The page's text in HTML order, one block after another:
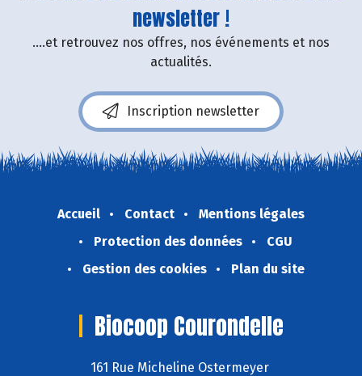
newsletter !
....et retrouvez nos offres, nos événements et nos
actualités.
Inscription newsletter
Accueil Contact
Mentions légales
Protection des données
CGU
Gestion des cookies
Plan du site
Biocoop Courondelle
161 Rue Micheline Ostermeyer